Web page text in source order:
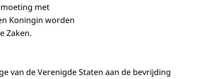
met
Koningin worden
Zaken.
van de Verenigde Staten aan de bevrijding